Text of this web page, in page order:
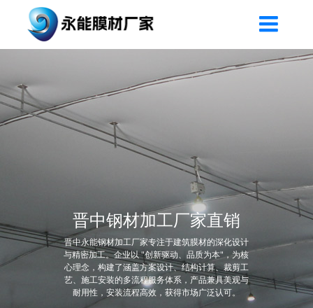
晋中钢材加工厂家直销
晋中永能钢材加工厂家专注于建筑膜材的深化设计
与精密加工。企业以 "创新驱动、品质为本"，为核
心理念，构建了涵盖方案设计、结构计算、裁剪工
艺、施工安装的多流程服务体系，产品兼具美观与
耐用性，安装流程高效，获得市场广泛认可。